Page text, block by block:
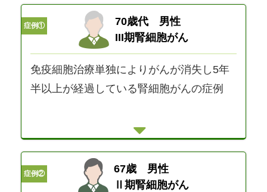
症例①
70歳代 男性
III期腎細胞がん
免疫細胞治療単独によりがんが消失し5年
半以上が経過している腎細胞がんの症例
症例②
67歳 男性
Ⅱ期腎細胞がん